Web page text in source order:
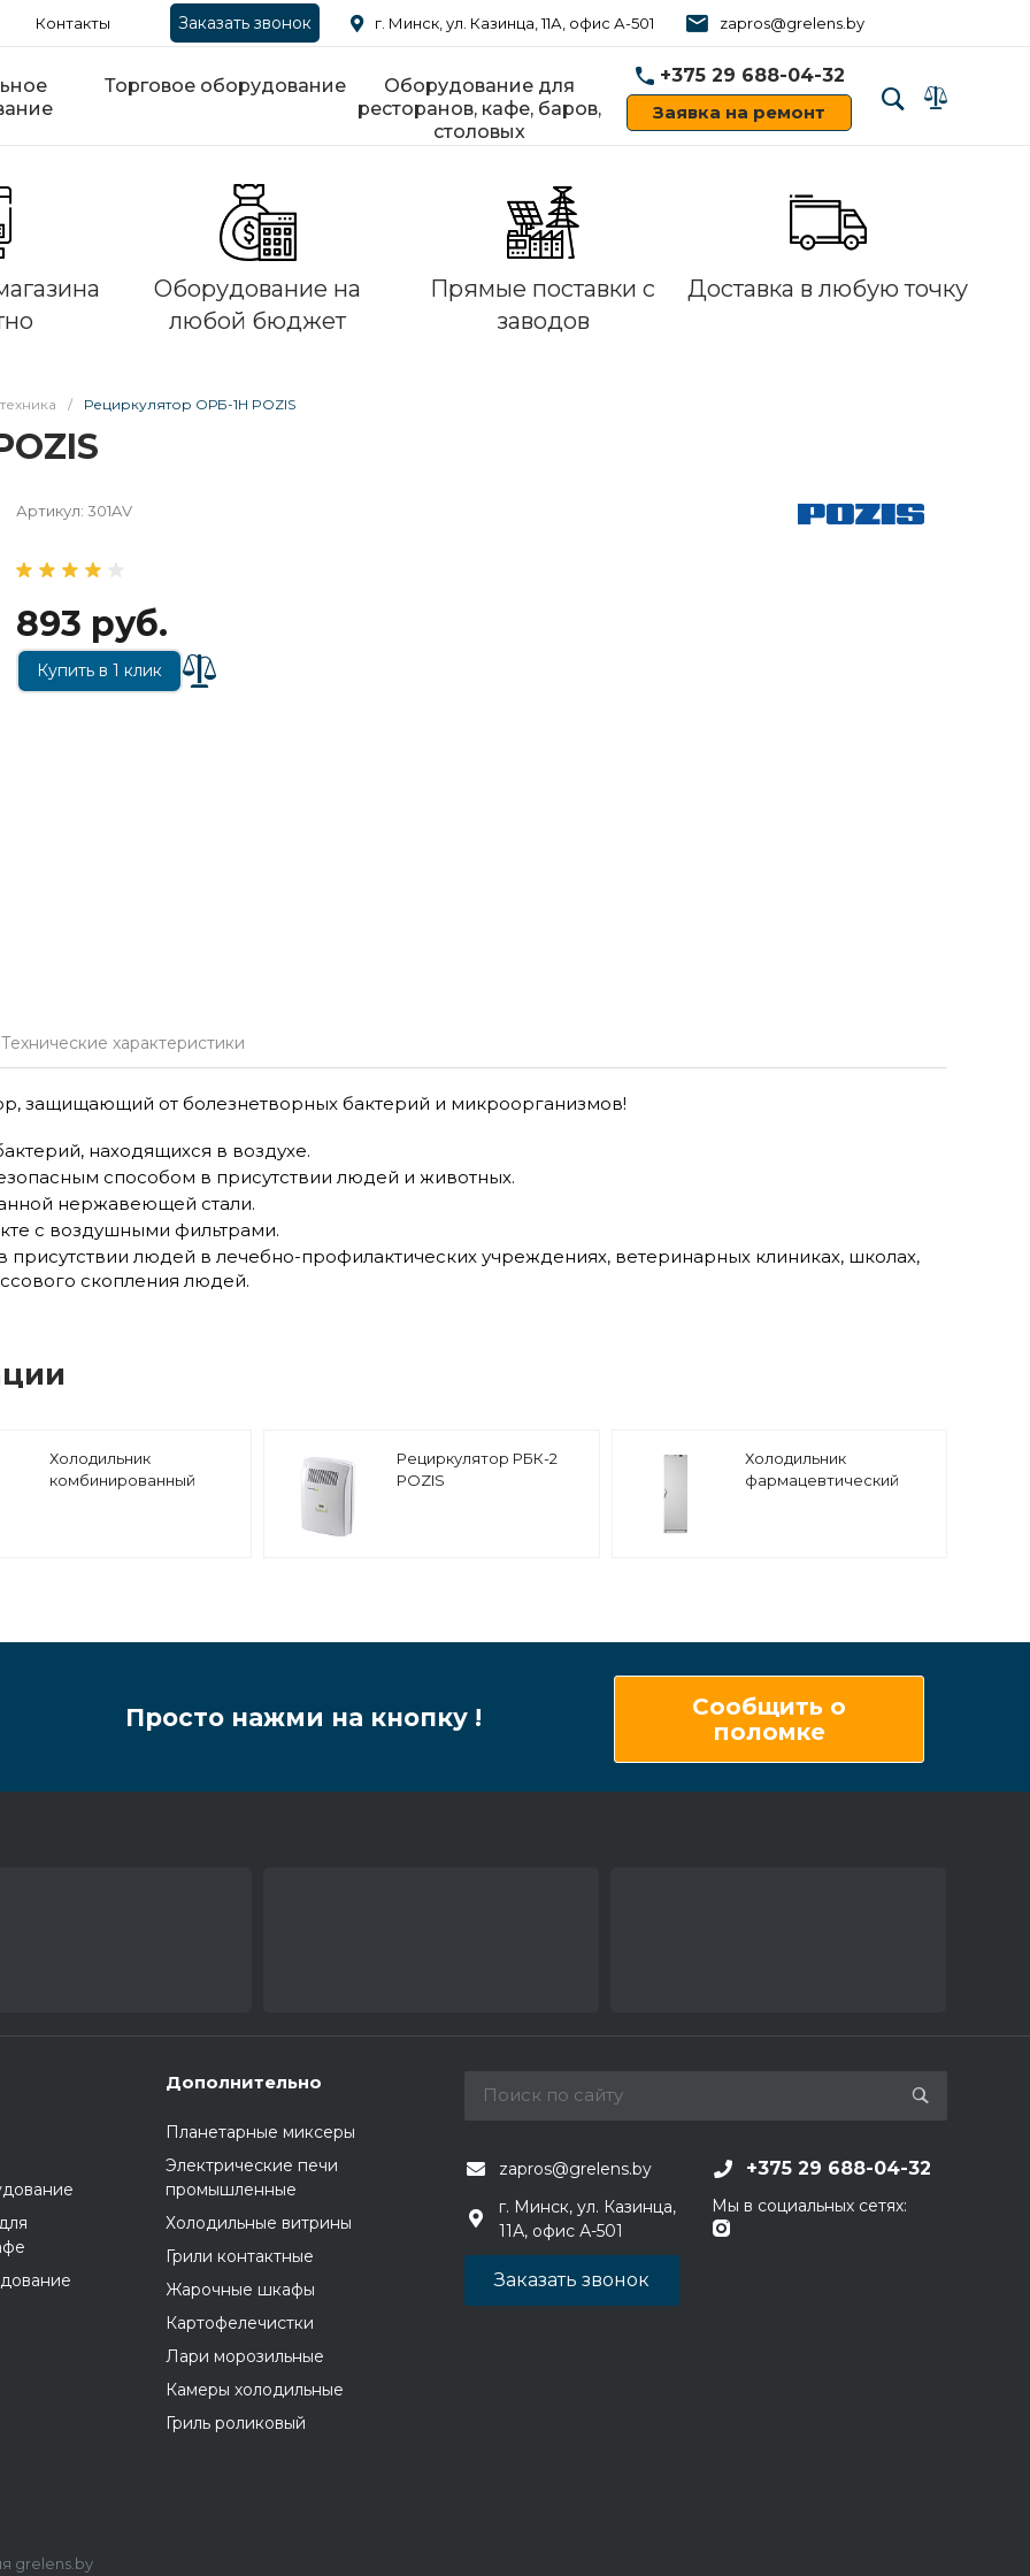
Контакты Заказать звонок г. Минск, ул. Казинца, 11А, офис А-501 zapros@grelens.by
Торговое оборудование
Оборудование для
ресторанов, кафе, баров,
столовых
+375 29 688-04-32
Заявка на ремонт
Оборудование на
любой бюджет
Прямые поставки с
заводов
Доставка в любую точку
/ Рециркулятор ОРБ-1Н POZIS
Артикул: 301AV
893 руб.
Купить в 1 клик
Технические характеристики
защищающий от болезнетворных бактерий и микроорганизмов!
находящихся в воздухе.
способом в присутствии людей и животных.
нержавеющей стали.
с воздушными фильтрами.
людей в лечебно-профилактических учреждениях, ветеринарных клиниках, школах,
скопления людей.
Холодильник
комбинированный
Рециркулятор РБК-2
POZIS
Холодильник
фармацевтический
Просто нажми на кнопку !
Сообщить о
поломке
Дополнительно
Планетарные миксеры
Электрические печи
промышленные
Холодильные витрины
Грили контактные
Жарочные шкафы
Картофелечистки
Лари морозильные
Камеры холодильные
Гриль роликовый
zapros@grelens.by +375 29 688-04-32
г. Минск, ул. Казинца,
11А, офис А-501
Мы в социальных сетях:
Заказать звонок
grelens.by